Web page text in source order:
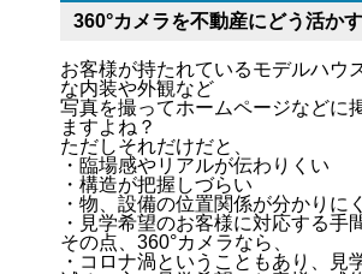
360°カメラを不動産にどう活か
お客様が持たれているモデルハウ
な内装や外観など
写真を撮ってホームページなどに
ますよね？
ただしそれだけだと、
・臨場感やリアルが伝わりくい
・構造が把握しづらい
・物、設備の位置関係が分かりに
・見学希望のお客様に対応する手
その点、360°カメラなら、
・コロナ渦ということもあり、見